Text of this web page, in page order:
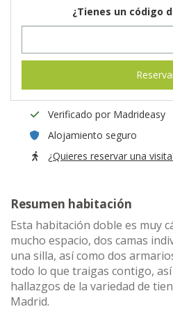
¿Tienes un código
Verificado por Madrideasy
Alojamiento seguro
¿Quieres reservar una
Resumen habitación
Esta habitación doble es muy
mucho espacio, dos camas
una silla, así como dos
todo lo que traigas contigo,
hallazgos de la variedad de
Madrid.